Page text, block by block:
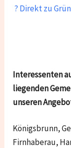
? Direkt zu
Interessenten
liegenden
unseren
Königsbrunn,
Firnhaberau,